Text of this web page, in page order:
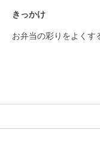
きっかけ
お弁当の彩りをよく